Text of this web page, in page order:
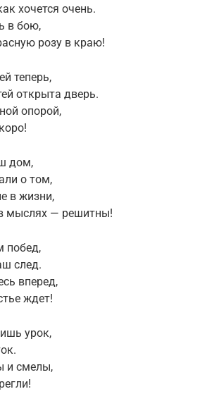
хочется очень.
в бою,
розу в краю!
теперь,
открыта дверь.
опорой,
дом,
о том,
в жизни,
мыслях — решитны!
побед,
след.
вперед,
ждет!
урок,
и смелы,